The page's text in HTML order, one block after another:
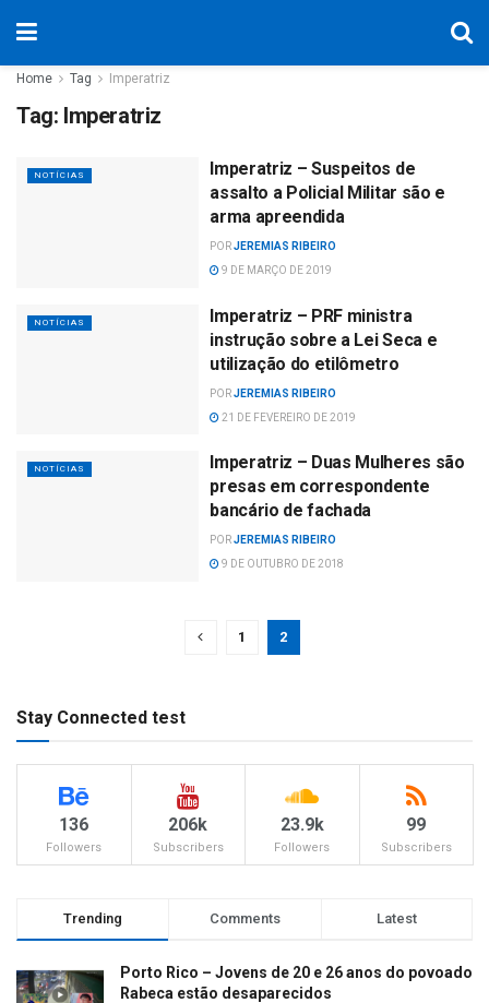
Home Tag Imperatriz
Tag: Imperatriz
NOTÍCIAS
Imperatriz – Suspeitos de
assalto a Policial Militar são e
arma apreendida
PORJEREMIAS RIBEIRO
9 DE MARÇO DE 2019
NOTÍCIAS
Imperatriz – PRF ministra
instrução sobre a Lei Seca e
utilização do etilômetro
PORJEREMIAS RIBEIRO
21 DE FEVEREIRO DE 2019
NOTÍCIAS
Imperatriz – Duas Mulheres são
presas em correspondente
bancário de fachada
PORJEREMIAS RIBEIRO
9 DE OUTUBRO DE 2018
1 2
Stay Connected test
136
Followers
206k
Subscribers
23.9k
Followers
99
Subscribers
Trending Comments Latest
Porto Rico – Jovens de 20 e 26 anos do povoado
Rabeca estão desaparecidos